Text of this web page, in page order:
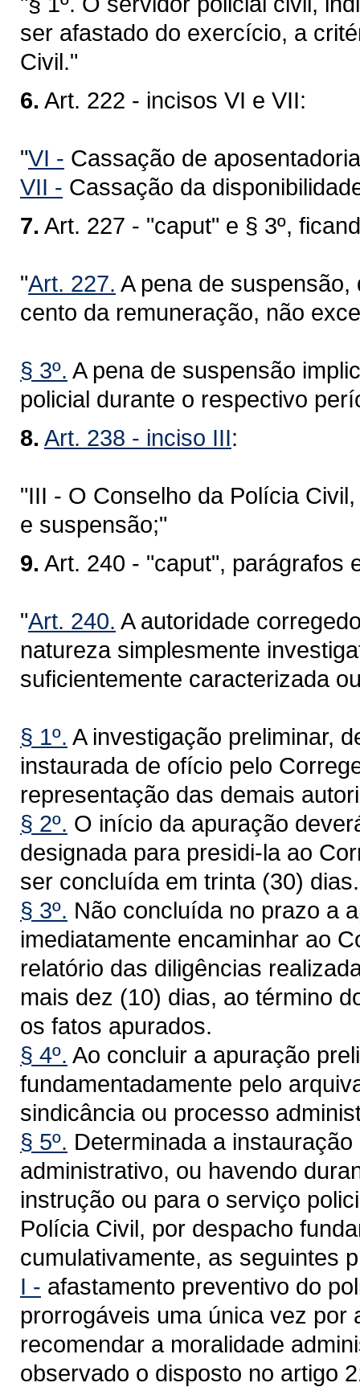
ser afastado do exercício, a
Civil."
6. Art. 222 - incisos VI e VII:
"VI - Cassação de
VII - Cassação da
7. Art. 227 - "caput" e § 3º,
"Art. 227. A pena de
cento da remuneração, não
§ 3º. A pena de suspensão
policial durante o respectivo
8. Art. 238 - inciso III:
"III - O Conselho da Polícia
e suspensão;"
9. Art. 240 - "caput", parágrafos
"Art. 240. A autoridade
natureza simplesmente
suficientemente caracterizada
§ 1º. A investigação preliminar,
instaurada de ofício pelo
representação das demais
§ 2º. O início da apuração
designada para presidi-la ao
ser concluída em trinta (30) dias.
§ 3º. Não concluída no prazo a
imediatamente encaminhar ao
relatório das diligências
mais dez (10) dias, ao término
os fatos apurados.
§ 4º. Ao concluir a apuração
fundamentadamente pelo
sindicância ou processo
§ 5º. Determinada a
administrativo, ou havendo
instrução ou para o serviço
Polícia Civil, por despacho
cumulativamente, as seguintes
I - afastamento preventivo do
prorrogáveis uma única vez por
recomendar a moralidade
observado o disposto no artigo